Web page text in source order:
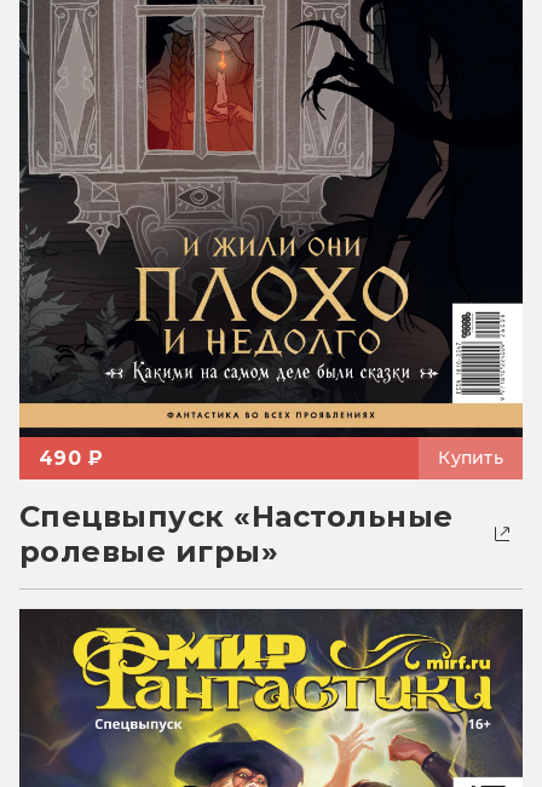
490 ₽ Купить
Спецвыпуск «Настольные
ролевые игры»